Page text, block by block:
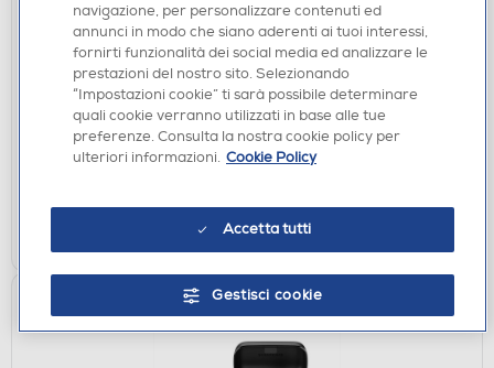
CUFFIE
SENNHEISER - HD400S-NERO
€ 64,90
Acquisto online:disponibile
AGGIUNGI
navigazione, per personalizzare contenuti ed
annunci in modo che siano aderenti ai tuoi interessi,
fornirti funzionalità dei social media ed analizzare le
prestazioni del nostro sito. Selezionando
“Impostazioni cookie” ti sarà possibile determinare
quali cookie verranno utilizzati in base alle tue
preferenze. Consulta la nostra cookie policy per
ulteriori informazioni. Cookie Policy
Accetta tutti
Gestisci cookie